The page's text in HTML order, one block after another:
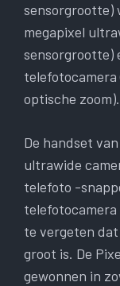
sensorgrootte)
megapixel
sensorgrootte)
optische zoom).
De handset
ultrawide
telefoto -
telefotocamera
te vergeten
groot is. De
gewonnen in